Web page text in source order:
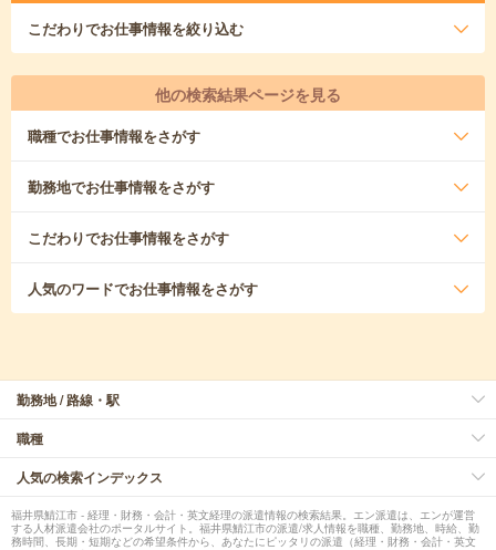
こだわりでお仕事情報を絞り込む
他の検索結果ページを見る
職種でお仕事情報をさがす
勤務地でお仕事情報をさがす
こだわりでお仕事情報をさがす
人気のワードでお仕事情報をさがす
勤務地 / 路線・駅
職種
人気の検索インデックス
福井県鯖江市 - 経理・財務・会計・英文経理の派遣情報の検索結果。エン派遣は、エンが運営
する人材派遣会社のポータルサイト。福井県鯖江市の派遣/求人情報を職種、勤務地、時給、勤
務時間、長期・短期などの希望条件から、あなたにピッタリの派遣（経理・財務・会計・英文